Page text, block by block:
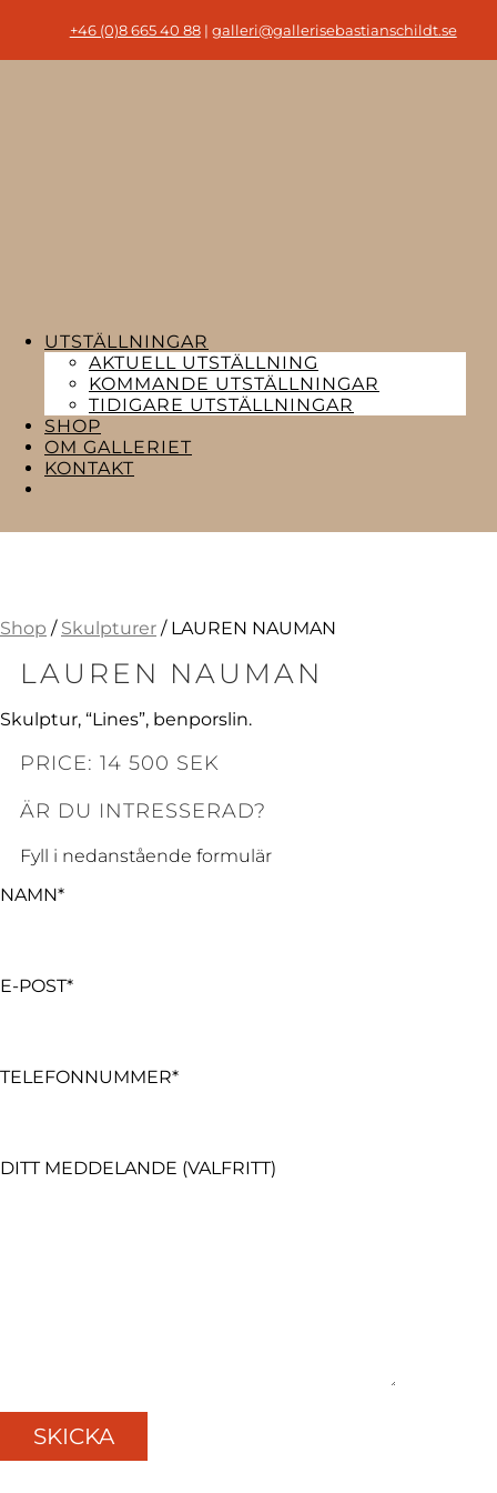
+46 (0)8 665 40 88| galleri@gallerisebastianschildt.se
UTSTÄLLNINGAR
AKTUELL UTSTÄLLNING
KOMMANDE UTSTÄLLNINGAR
TIDIGARE UTSTÄLLNINGAR
SHOP
OM GALLERIET
KONTAKT
Shop / Skulpturer / LAUREN NAUMAN
LAUREN NAUMAN
Skulptur, “Lines”, benporslin.
PRICE: 14 500 SEK
ÄR DU INTRESSERAD?
Fyll i nedanstående formulär
NAMN*
E-POST*
TELEFONNUMMER*
DITT MEDDELANDE (VALFRITT)